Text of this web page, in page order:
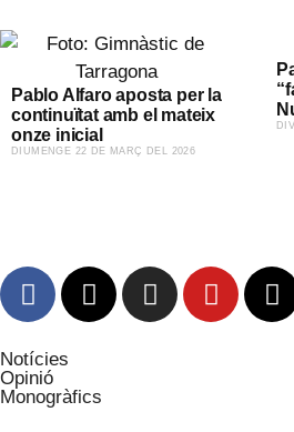
Pablo Alfaro aposta per la
continuïtat amb el mateix
onze inicial
​DIUMENGE 22 DE MARÇ DEL 2026
Notícies
Opinió
Monogràfics